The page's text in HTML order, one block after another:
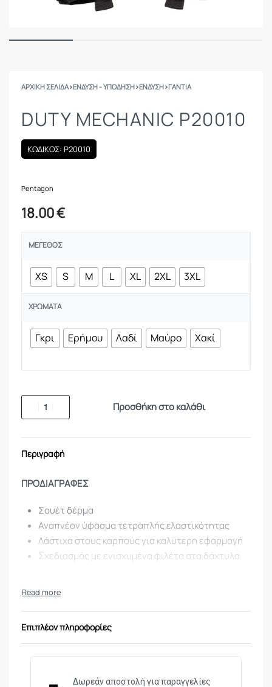
ΑΡΧΙΚΉ ΣΕΛΊΔΑ›ΕΝΔΥΣΗ - ΥΠΟΔΗΣΗ›ΕΝΔΥΣΗ›ΓΆΝΤΙΑ
DUTY MECHANIC P20010
ΚΩΔΙΚΟΣ: P20010
Pentagon
18.00€
ΜΈΓΕΘΟΣ
XS S M L XL 2XL 3XL
ΧΡΏΜΑΤΑ
Γκρι Ερήμου Λαδί Μαύρο Χακί
Προσθήκη στο καλάθι
Περιγραφή
ΠΡΟΔΙΑΓΡΑΦΕΣ
Σουέτ δέρμα
Αναπνέον ύφασμα τετραπλής ελαστικότητας
Λάστιχα στους καρπούς για καλύτερη εφαρμογή
Σχεδιασμός με ενισχυμένα φιλέτα στα δάχτυλα
Επιπλέον πληροφορίες
Δωρεάν αποστολή για παραγγελίες